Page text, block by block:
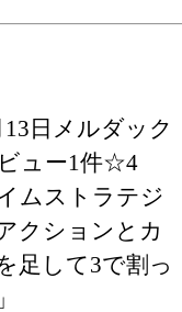
13日メルダック
ュー1件☆4
ムストラテジ
クションとカ
足して3で割っ